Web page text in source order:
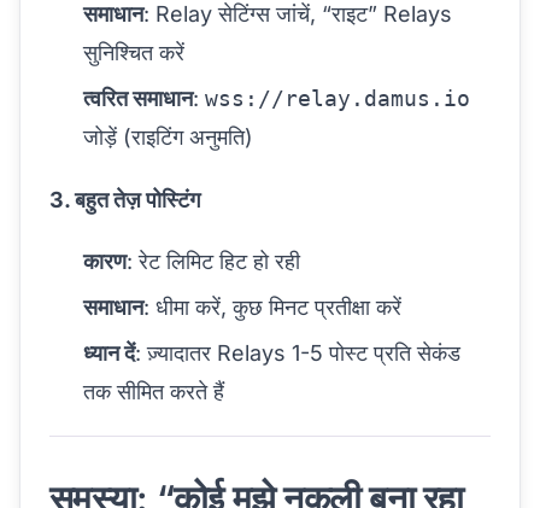
समाधान: Relay सेटिंग्स जांचें, “राइट” Relays
सुनिश्चित करें
त्वरित समाधान: wss://relay.damus.io
जोड़ें (राइटिंग अनुमति)
3. बहुत तेज़ पोस्टिंग
कारण: रेट लिमिट हिट हो रही
समाधान: धीमा करें, कुछ मिनट प्रतीक्षा करें
ध्यान दें: ज़्यादातर Relays 1-5 पोस्ट प्रति सेकंड
तक सीमित करते हैं
समस्या: “कोई मुझे नकली बना रहा